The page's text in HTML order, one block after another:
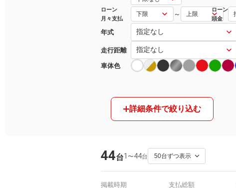
ローン
月々支払
～
ローン
頭金
年式
走行距離
車体色
詳細条件で絞り込む
44台1 〜44台
掲載時期 支払総額